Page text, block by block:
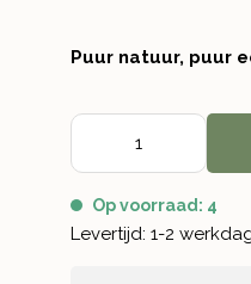
Puur natuur, puur
Op voorraad: 4
Levertijd: 1-2